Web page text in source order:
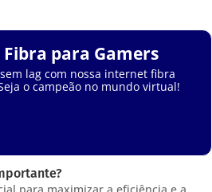
para Gamers
lag com nossa internet fibra
o campeão no mundo virtual!